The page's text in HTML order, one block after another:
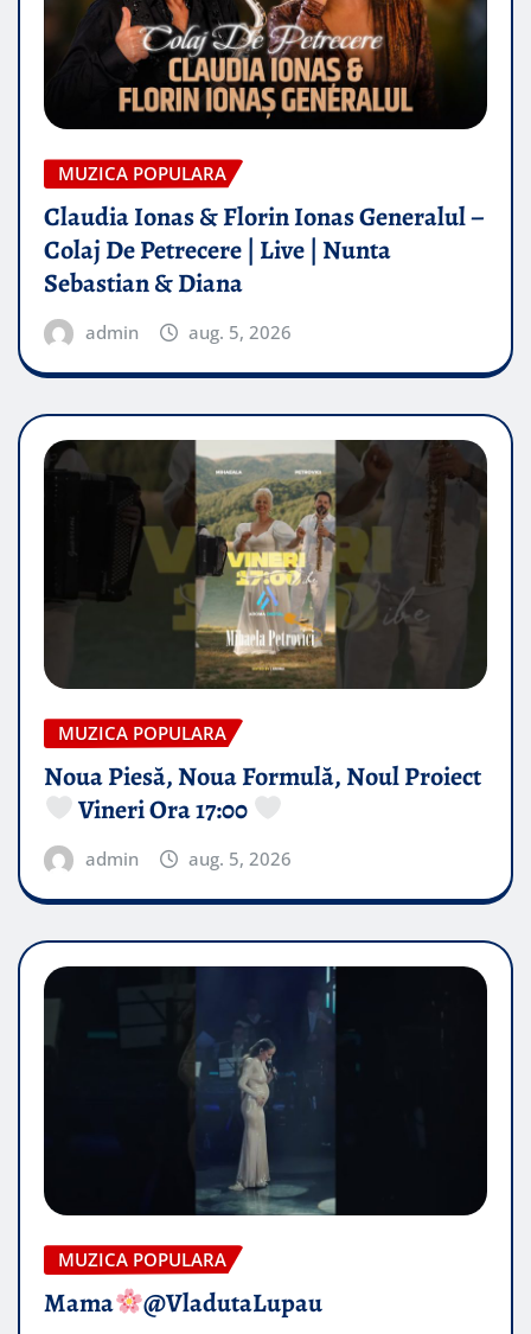
MUZICA POPULARA
Claudia Ionas & Florin Ionas Generalul –
Colaj De Petrecere | Live | Nunta
Sebastian & Diana
admin aug. 5, 2026
MUZICA POPULARA
Noua Piesă, Noua Formulă, Noul Proiect
Vineri Ora 17:00
admin aug. 5, 2026
MUZICA POPULARA
Mama @VladutaLupau